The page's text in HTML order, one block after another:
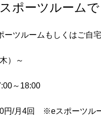
スポーツルーム
ーツルームもしくはご自
）～
～ 18:00
円/月 4回 ※eスポーツル